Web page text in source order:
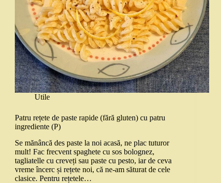
Utile
Patru rețete de paste rapide (fără gluten) cu patru
ingrediente (P)
Se mănâncă des paste la noi acasă, ne plac tuturor
mult! Fac frecvent spaghete cu sos bolognez,
tagliatelle cu creveți sau paste cu pesto, iar de ceva
vreme încerc și rețete noi, că ne-am săturat de cele
clasice. Pentru rețetele…